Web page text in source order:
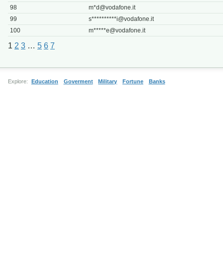
98
m*d@vodafone.it
99
s**********i@vodafone.it
100
m*****e@vodafone.it
1 2 3 … 5 6 7
Explore: Education Goverment Military Fortune Banks